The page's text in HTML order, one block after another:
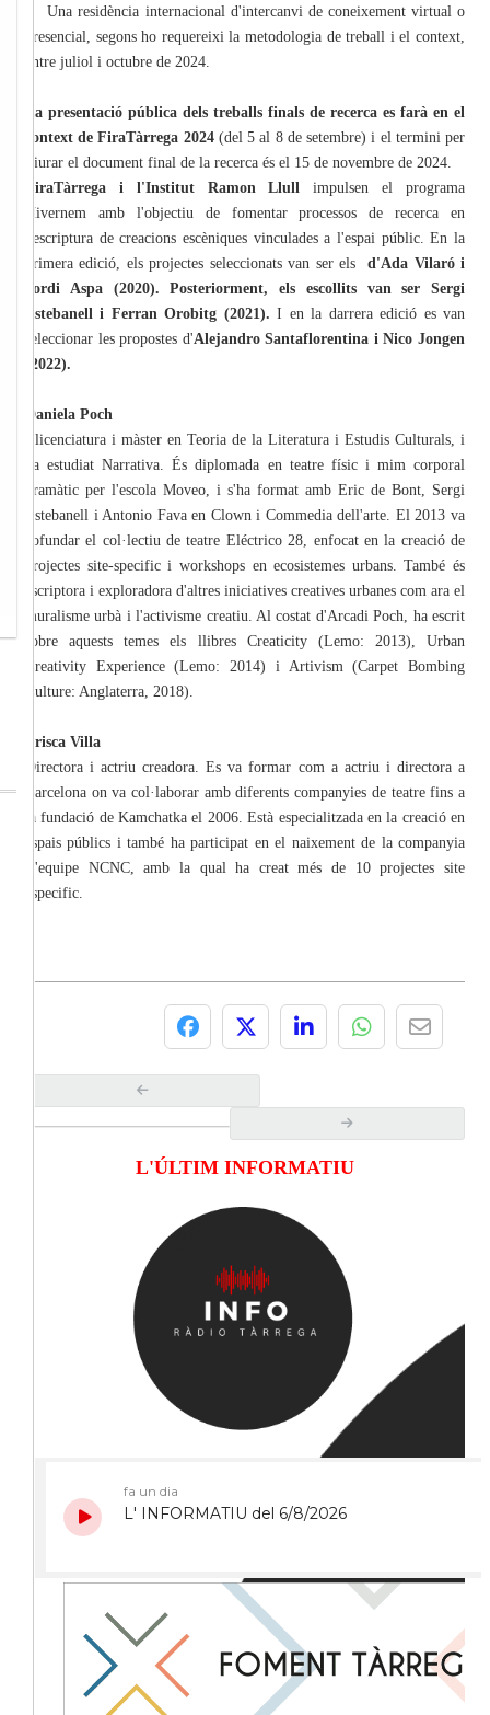
• Una residència internacional d'intercanvi de coneixement virtual o
presencial, segons ho requereixi la metodologia de treball i el context,
entre juliol i octubre de 2024.
La presentació pública dels treballs finals de recerca es farà en el
context de FiraTàrrega 2024(del 5 al 8 de setembre) i el termini per
lliurar el document final de la recerca és el 15 de novembre de 2024.
FiraTàrrega i l'Institut Ramon Llull impulsen el programa
Hivernem amb l'objectiu de fomentar processos de recerca en
l'escriptura de creacions escèniques vinculades a l'espai públic. En la
primera edició, els projectes seleccionats van ser els
d'Ada Vilaró i
Jordi Aspa (2020). Posteriorment, els escollits van ser Sergi
Estebanell i Ferran Orobitg (2021). I en la darrera edició es van
seleccionar les propostes d'Alejandro Santaflorentina i Nico Jongen
(2022).
Daniela Poch
Llicenciatura i màster en Teoria de la Literatura i Estudis Culturals, i
ha estudiat Narrativa. És diplomada en teatre físic i mim corporal
dramàtic per l'escola Moveo, i s'ha format amb Eric de Bont, Sergi
Estebanell i Antonio Fava en Clown i Commedia dell'arte. El 2013 va
cofundar el col·lectiu de teatre Eléctrico 28, enfocat en la creació de
projectes site-specific i workshops en ecosistemes urbans. També és
escriptora i exploradora d'altres iniciatives creatives urbanes com ara el
muralisme urbà i l'activisme creatiu. Al costat d'Arcadi Poch, ha escrit
sobre aquests temes els llibres Creaticity (Lemo: 2013), Urban
Creativity Experience (Lemo: 2014) i Artivism (Carpet Bombing
Culture: Anglaterra, 2018).
Prisca Villa
Directora i actriu creadora. Es va formar com a actriu i directora a
Barcelona on va col·laborar amb diferents companyies de teatre fins a
la fundació de Kamchatka el 2006. Està especialitzada en la creació en
espais públics i també ha participat en el naixement de la companyia
L'equipe NCNC, amb la qual ha creat més de 10 projectes site
especific.
L'ÚLTIM INFORMATIU